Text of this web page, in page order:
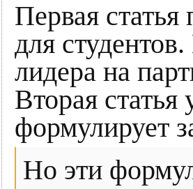
Первая
для
лидера на
Вторая
формулирует
Но эти